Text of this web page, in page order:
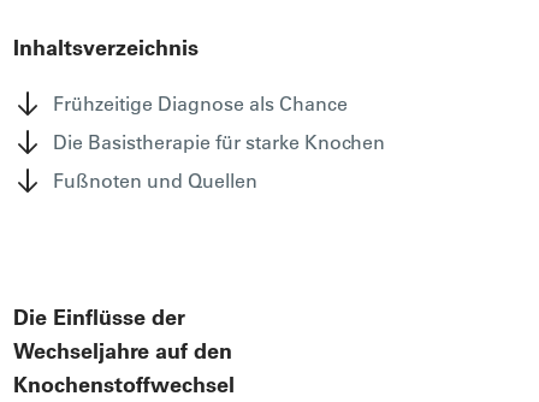
Inhaltsverzeichnis
Frühzeitige Diagnose als Chance
Die Basistherapie für starke Knochen
Fußnoten und Quellen
Die Einflüsse der
Wechseljahre auf den
Knochenstoffwechsel